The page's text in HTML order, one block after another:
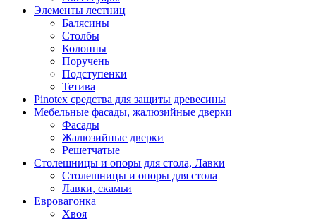
Элементы лестниц
Балясины
Столбы
Колонны
Поручень
Подступенки
Тетива
Pinotex средства для защиты древесины
Мебельные фасады, жалюзийные дверки
Фасады
Жалюзийные дверки
Решетчатые
Столешницы и опоры для стола, Лавки
Столешницы и опоры для стола
Лавки, скамьи
Евровагонка
Хвоя